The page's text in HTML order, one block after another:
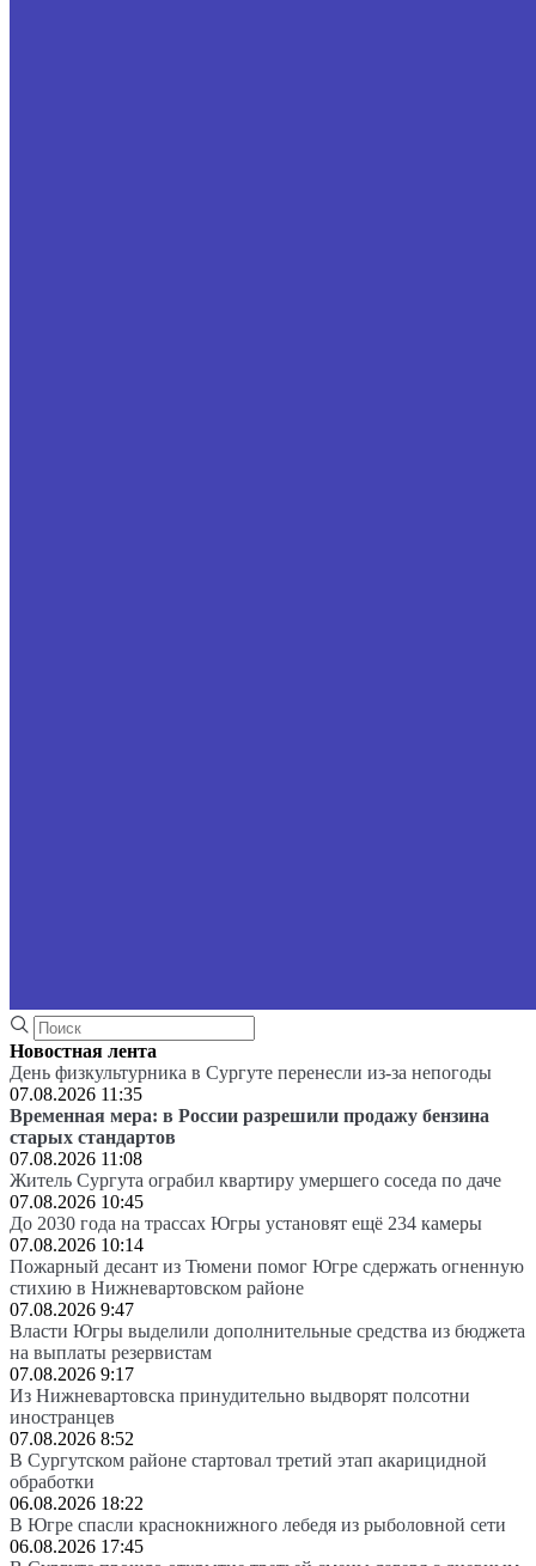
Новостная лента
День физкультурника в Сургуте перенесли из-за непогоды
07.08.2026 11:35
Временная мера: в России разрешили продажу бензина
старых стандартов
07.08.2026 11:08
Житель Сургута ограбил квартиру умершего соседа по даче
07.08.2026 10:45
До 2030 года на трассах Югры установят ещё 234 камеры
07.08.2026 10:14
Пожарный десант из Тюмени помог Югре сдержать огненную
стихию в Нижневартовском районе
07.08.2026 9:47
Власти Югры выделили дополнительные средства из бюджета
на выплаты резервистам
07.08.2026 9:17
Из Нижневартовска принудительно выдворят полсотни
иностранцев
07.08.2026 8:52
В Сургутском районе стартовал третий этап акарицидной
обработки
06.08.2026 18:22
В Югре спасли краснокнижного лебедя из рыболовной сети
06.08.2026 17:45